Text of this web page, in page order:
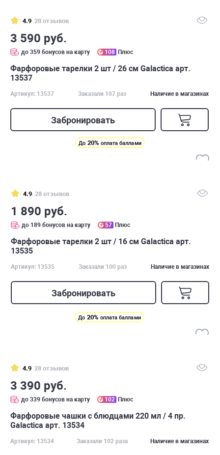
4.9 28 отзывов
3 590 руб.
до 359 бонусов на карту 108 Плюс
Фарфоровые тарелки 2 шт / 26 см Galactica арт.
13537
Артикул: 13537 Заказали 107 раз Наличие в магазинах
Забронировать
До 20% оплата баллами
4.9 28 отзывов
1 890 руб.
до 189 бонусов на карту 57 Плюс
Фарфоровые тарелки 2 шт / 16 см Galactica арт.
13535
Артикул: 13535 Заказали 100 раз Наличие в магазинах
Забронировать
До 20% оплата баллами
4.9 28 отзывов
3 390 руб.
до 339 бонусов на карту 102 Плюс
Фарфоровые чашки с блюдцами 220 мл / 4 пр.
Galactica арт. 13534
Артикул: 13534 Заказали 102 раза Наличие в магазинах